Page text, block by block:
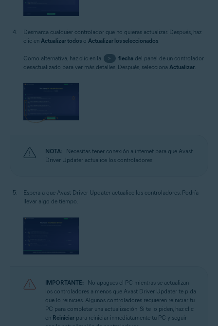
Desmarca cualquier controlador que no quieras actualizar. Después, haz
clic en Actualizar todos o Actualizar los seleccionados
Como alternativa, haz clic en la > flechadel panel de un controlador
desactualizado para ver más detalles. Después, selecciona Actualizar
NOTA:
Necesitas tener conexión a internet para que Avast
Driver Updater actualice los controladores.
Espera a que Avast Driver Updater actualice los controladores. Podría
llevar algo de tiempo.
IMPORTANTE:
No apagues el PC mientras se actualizan
los controladores a menos que Avast Driver Updater te pida
que lo reinicies. Algunos controladores requieren reiniciar tu
PC para completar una actualización. Si te lo piden, haz clic
en Reiniciar para reiniciar inmediatamente tu PC y seguir